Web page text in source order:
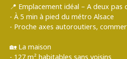
📍 Emplacement idéal – A deux pas
- À 5 min à pied du métro Alsace
- Proche axes autoroutiers,
🏡 La maison
- 127 m² habitables sans voisins